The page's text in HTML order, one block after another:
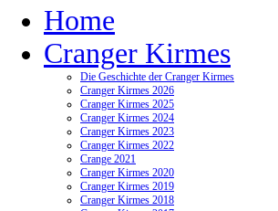
Home
Cranger Kirmes
Die Geschichte der Cranger Kirmes
Cranger Kirmes 2026
Cranger Kirmes 2025
Cranger Kirmes 2024
Cranger Kirmes 2023
Cranger Kirmes 2022
Crange 2021
Cranger Kirmes 2020
Cranger Kirmes 2019
Cranger Kirmes 2018